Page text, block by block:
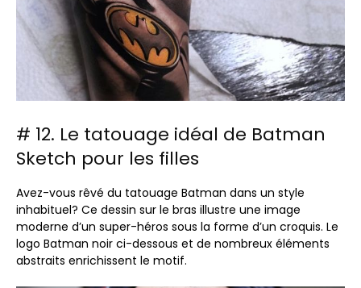
# 12. Le tatouage idéal de Batman
Sketch pour les filles
Avez-vous rêvé du tatouage Batman dans un style
inhabituel? Ce dessin sur le bras illustre une image
moderne d’un super-héros sous la forme d’un croquis. Le
logo Batman noir ci-dessous et de nombreux éléments
abstraits enrichissent le motif.